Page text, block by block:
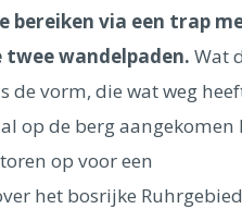
Barcelona Dubai
Milaan
Mechelen Venetië
Florence
bereiken via een trap
twee wandelpaden. Wat
de vorm, die wat weg
op de berg aangekomen
op voor een
het bosrijke